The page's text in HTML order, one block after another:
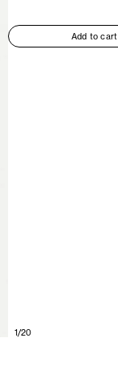
1/20
Add to cart